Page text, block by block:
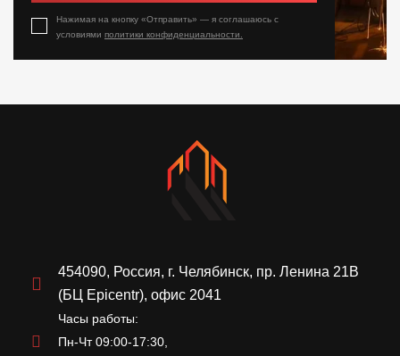
Нажимая на кнопку «Отправить» — я соглашаюсь с
условиями политики конфиденциальности.
454090, Россия, г. Челябинск, пр. Ленина 21В
(БЦ Epicentr), офис 2041
Часы работы:
Пн-Чт 09:00-17:30,